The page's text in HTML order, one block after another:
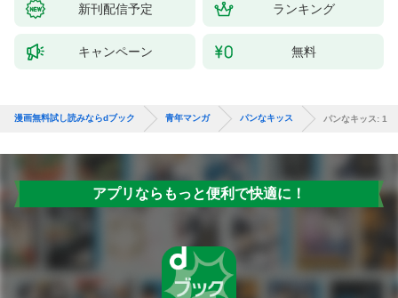
新刊配信予定 ランキング
キャンペーン 無料
漫画無料試し読みならdブック 青年マンガ パンなキッス パンなキッス: 1
アプリならもっと便利で快適に！